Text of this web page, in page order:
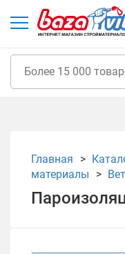
Главная
материалы